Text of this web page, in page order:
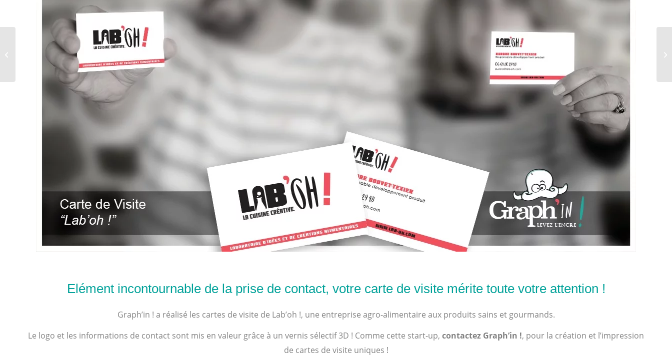
Elément incontournable de la prise de contact, votre carte de visite mérite toute votre attention !
Graph’in ! a réalisé les cartes de visite de Lab’oh !, une entreprise agro-alimentaire aux produits sains et gourmands.
Le logo et les informations de contact sont mis en valeur grâce à un vernis sélectif 3D ! Comme cette start-up, contactez Graph’in !, pour la création et l’impression
de cartes de visite uniques !
Maximiser l’impact de
votre communication,
grâce à un ciblage bien